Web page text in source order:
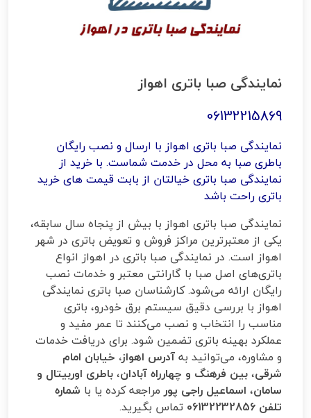
نمایندگی صبا باتری اهواز
06132215869
نمایندگی صبا باتری اهواز با ارسال و نصب رایگان
باطری صبا به محل در خدمت شماست. با خرید از
نمایندگی صبا باتری خیالتان از بابت قیمت های خرید
باتری راحت باشد
نمایندگی صبا باتری اهواز با بیش از پنجاه سال سابقه،
یکی از معتبرترین مراکز فروش و تعویض باتری در شهر
اهواز است. در نمایندگی صبا باتری در اهواز انواع
باتری‌های اصل صبا با گارانتی معتبر و خدمات نصب
رایگان ارائه می‌شود. کارشناسان صبا باتری نمایندگی
اهواز با بررسی دقیق سیستم برق خودرو، باتری
مناسب را انتخاب و نصب می‌کنند تا عمر مفید و
عملکرد بهینه باتری تضمین شود. برای دریافت خدمات
و مشاوره، می‌توانید بهآدرس اهواز، خیابان امام
شرقی،بین فرهنگ و چهارراه آبادان،باطری اوربیتال و
سامان، اسماعیل راجی پورمراجعه کرده یا با شماره
تلفن 06132232856
تماس بگیرید.